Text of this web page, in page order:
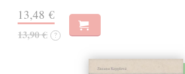
13,48 €
13,90 € ?